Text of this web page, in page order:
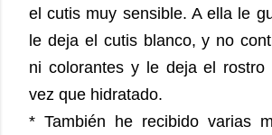
el cutis muy sensible. A ella le
le deja el cutis blanco, y no
ni colorantes y le deja el rostro
vez que hidratado.
* También he recibido varias